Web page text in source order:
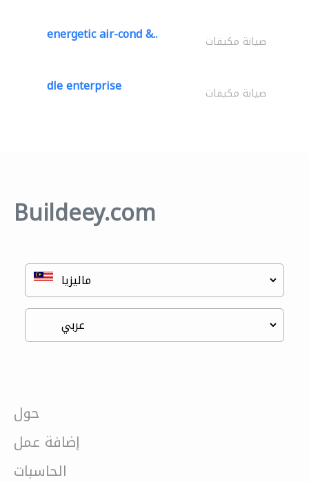
energetic air-cond &.. صيانة مكيفات
dle enterprise صيانة مكيفات
Buildeey.com
حول
إضافة عمل
الحاسبات